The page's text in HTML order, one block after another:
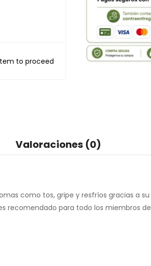
to proceed
Valoraciones (0)
como tos, gripe y resfríos gracias a
recomendado para todo los miembros